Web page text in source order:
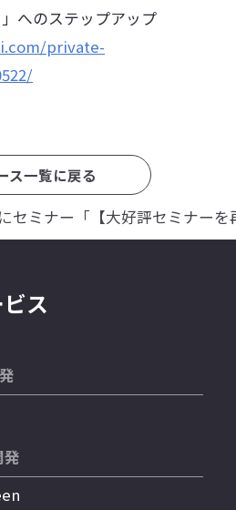
へのステップアップ
private-
ス一覧に戻る
ス
発